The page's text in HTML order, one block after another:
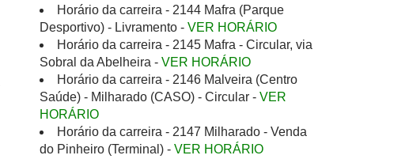
Horário da carreira - 2144 Mafra (Parque
Desportivo) - Livramento - VER HORÁRIO
Horário da carreira - 2145 Mafra - Circular, via
Sobral da Abelheira - VER HORÁRIO
Horário da carreira - 2146 Malveira (Centro
Saúde) - Milharado (CASO) - Circular - VER
HORÁRIO
Horário da carreira - 2147 Milharado - Venda
do Pinheiro (Terminal) - VER HORÁRIO